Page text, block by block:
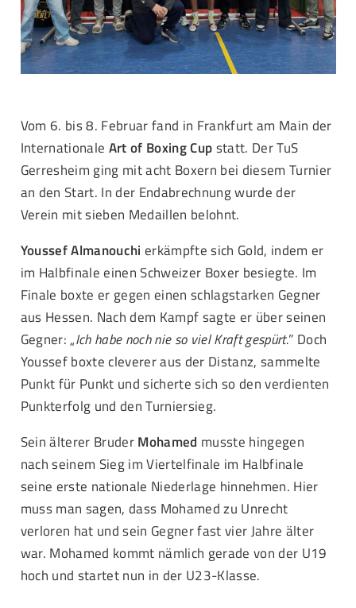
Vom 6. bis 8. Februar fand in Frankfurt am Main der
Internationale Art of Boxing Cupstatt. Der TuS
Gerresheim ging mit acht Boxern bei diesem Turnier
an den Start. In der Endabrechnung wurde der
Verein mit sieben Medaillen belohnt.
Youssef Almanouchi erkämpfte sich Gold, indem er
im Halbfinale einen Schweizer Boxer besiegte. Im
Finale boxte er gegen einen schlagstarken Gegner
aus Hessen. Nach dem Kampf sagte er über seinen
Gegner: „Ich habe noch nie so viel Kraft gespürt.” Doch
Youssef boxte cleverer aus der Distanz, sammelte
Punkt für Punkt und sicherte sich so den verdienten
Punkterfolg und den Turniersieg.
Sein älterer BruderMohamed musste hingegen
nach seinem Sieg im Viertelfinale im Halbfinale
seine erste nationale Niederlage hinnehmen. Hier
muss man sagen, dass Mohamed zu Unrecht
verloren hat und sein Gegner fast vier Jahre älter
war. Mohamed kommt nämlich gerade von der U19
hoch und startet nun in der U23-Klasse.